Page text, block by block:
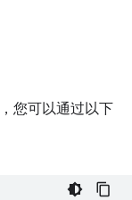
，您可以通过以下